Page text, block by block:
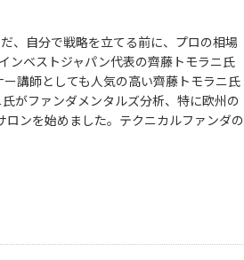
、自分で戦略を立てる前に、プロの相場
ンベストジャパン代表の齊藤トモラニ氏
講師としても人気の高い齊藤トモラニ氏
がファンダメンタルズ分析、特に欧州の
ンを始めました。テクニカルファンダの